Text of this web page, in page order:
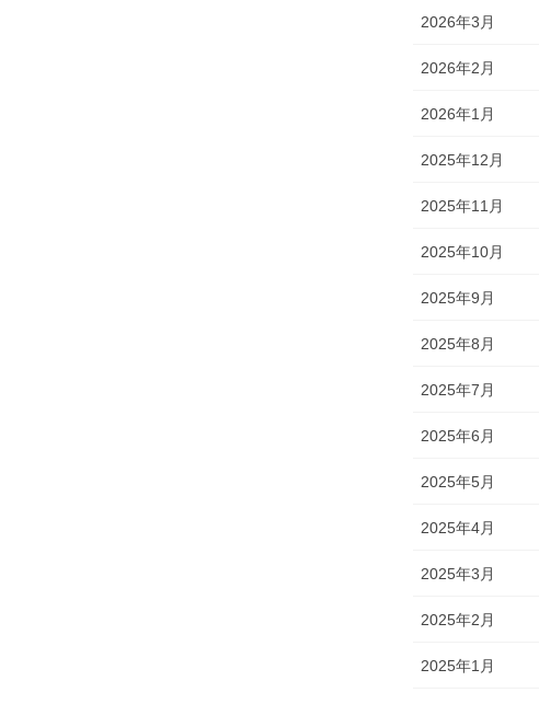
2026年3月
2026年2月
2026年1月
2025年12月
2025年11月
2025年10月
2025年9月
2025年8月
2025年7月
2025年6月
2025年5月
2025年4月
2025年3月
2025年2月
2025年1月